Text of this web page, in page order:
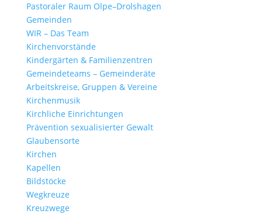
Pasto­raler Raum Olpe–Drolshagen
Gemeinden
WIR – Das Team
Kirchen­vor­stände
Kinder­gärten & Familienzentren
Gemein­de­teams – Gemeinderäte
Arbeits­kreise, Gruppen & Vereine
Kirchen­musik
Kirch­liche Einrichtungen
Präven­tion sexua­li­sierter Gewalt
Glau­ben­s­orte
Kirchen
Kapellen
Bild­stöcke
Wegkreuze
Kreuz­wege